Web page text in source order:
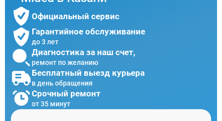
Официальный сервис
Гарантийное обслуживание
до 3 лет
Диагностика за наш счет,
ремонт по желанию
Бесплатный выезд курьера
в день обращения
Срочный ремонт
от 35 минут